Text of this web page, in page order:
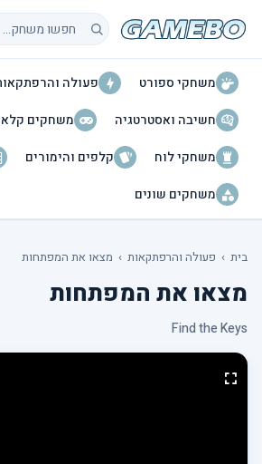
חיפוש משחקים
משחקי ספורט
פעולה
חשיבה ואסטרטגיה
משחקים
משחקי לוח
קלפים והימורים
משחקים שונים
בית › פעולה והרפתקאות › מצאו את המפתחות
מצאו את המפתחות
Find the Keys